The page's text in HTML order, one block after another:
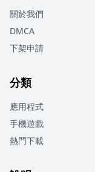
關於我們
DMCA
下架申請
分類
應用程式
手機遊戲
熱門下載